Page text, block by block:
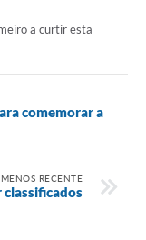
a curtir esta
comemorar a
RECENTE
classificados